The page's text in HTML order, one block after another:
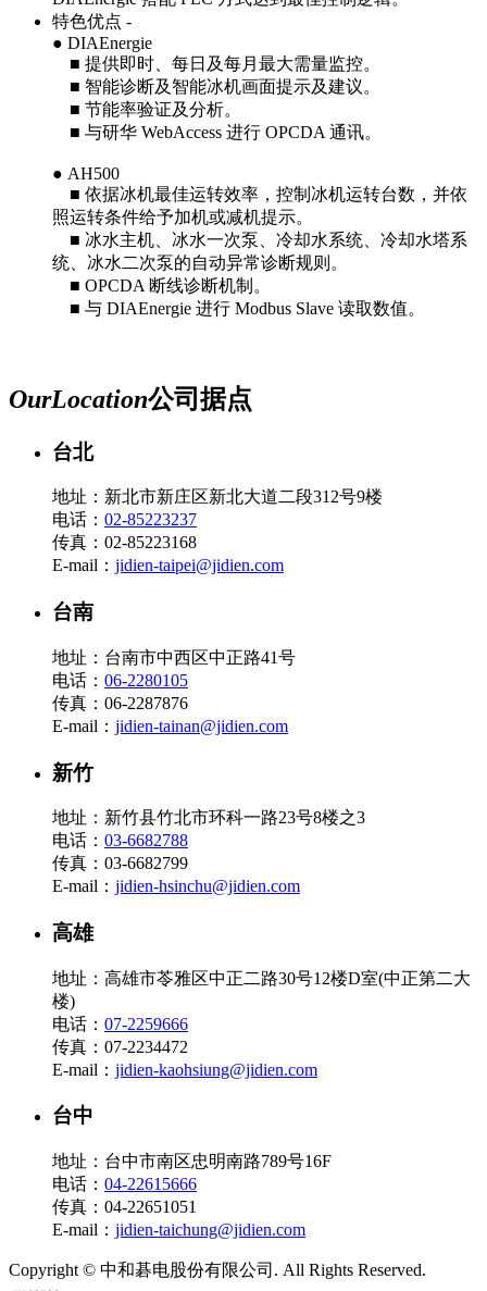
特色优点 -
● DIAEnergie
■ 提供即时、每日及每月最大需量监控。
■ 智能诊断及智能冰机画面提示及建议。
■ 节能率验证及分析。
■ 与研华 WebAccess 进行 OPCDA 通讯。
● AH500
■ 依据冰机最佳运转效率，控制冰机运转台数，并依
照运转条件给予加机或减机提示。
■ 冰水主机、冰水一次泵、冷却水系统、冷却水塔系
统、冰水二次泵的自动异常诊断规则。
■ OPCDA 断线诊断机制。
■ 与 DIAEnergie 进行 Modbus Slave 读取数值。
OurLocation公司据点
台北
地址：新北市新庄区新北大道二段312号9楼
电话： 02-85223237
传真：02-85223168
E-mail： jidien-taipei@jidien.com
台南
地址：台南市中西区中正路41号
电话： 06-2280105
传真：06-2287876
E-mail： jidien-tainan@jidien.com
新竹
地址：新竹县竹北市环科一路23号8楼之3
电话： 03-6682788
传真：03-6682799
E-mail： jidien-hsinchu@jidien.com
高雄
地址：高雄市苓雅区中正二路30号12楼D室(中正第二大
楼)
电话： 07-2259666
传真：07-2234472
E-mail： jidien-kaohsiung@jidien.com
台中
地址：台中市南区忠明南路789号16F
电话： 04-22615666
传真：04-22651051
E-mail： jidien-taichung@jidien.com
Copyright © 中和碁电股份有限公司. All Rights Reserved.